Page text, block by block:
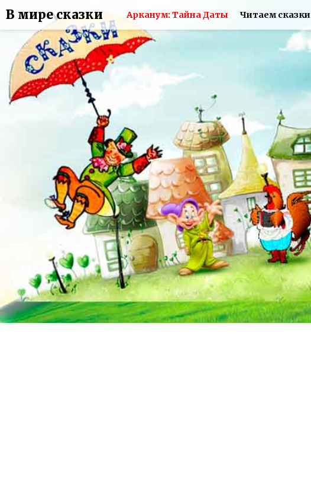
В мире сказки Арканум: Тайна Даты Читаем сказки